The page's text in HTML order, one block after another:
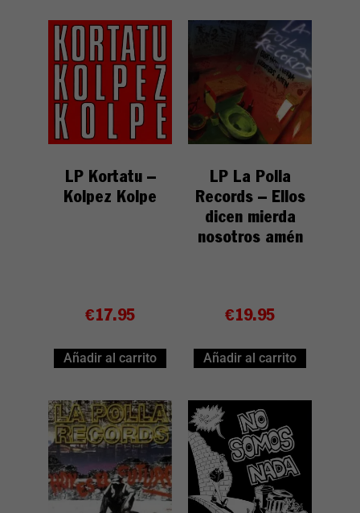
LP Kortatu –
Kolpez Kolpe
€17.95
Añadir al carrito
LP La Polla
Records – Ellos
dicen mierda
nosotros amén
€19.95
Añadir al carrito